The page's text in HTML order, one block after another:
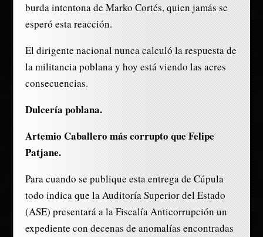
burda intentona de Marko Cortés, quien jamás se
esperó esta reacción.
El dirigente nacional nunca calculó la respuesta de
la militancia poblana y hoy está viendo las acres
consecuencias.
Dulcería poblana.
Artemio Caballero más corrupto que Felipe
Patjane.
Para cuando se publique esta entrega de Cúpula
todo indica que la Auditoría Superior del Estado
(ASE) presentará a la Fiscalía Anticorrupción un
expediente con decenas de anomalías encontradas